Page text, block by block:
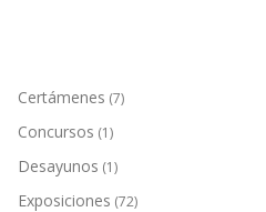
Certámenes (7)
Concursos (1)
Desayunos (1)
Exposiciones (72)